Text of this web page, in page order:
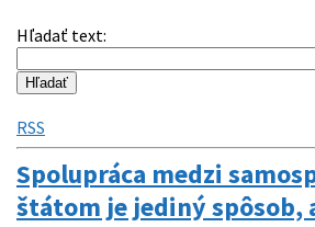
Hľadať text:
RSS
Spolupráca medzi
štátom je jediný spôsob,